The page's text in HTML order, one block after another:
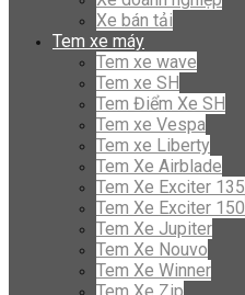
Xe bán tải
Tem xe máy
Tem xe wave
Tem xe SH
Tem Điểm Xe SH
Tem xe Vespa
Tem xe Liberty
Tem Xe Airblade
Tem Xe Exciter 135
Tem Xe Exciter 150
Tem Xe Jupiter
Tem Xe Nouvo
Tem Xe Winner